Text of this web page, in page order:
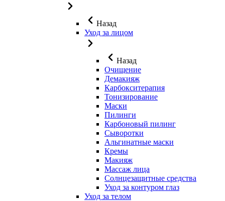
Назад
Уход за лицом
Назад
Очищение
Демакияж
Карбокситерапия
Тонизирование
Маски
Пилинги
Карбоновый пилинг
Сыворотки
Альгинатные маски
Кремы
Макияж
Массаж лица
Солнцезащитные средства
Уход за контуром глаз
Уход за телом